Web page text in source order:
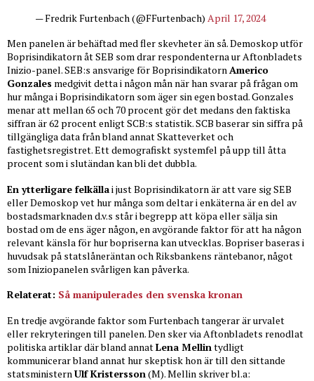
— Fredrik Furtenbach (@FFurtenbach) April 17, 2024
Men panelen är behäftad med fler skevheter än så. Demoskop utför
Boprisindikatorn åt SEB som drar respondenterna ur Aftonbladets
Inizio-panel. SEB:s ansvarige för BoprisindikatornAmerico
Gonzales medgivit detta i någon mån när han svarar på frågan om
hur många i Boprisindikatorn som äger sin egen bostad. Gonzales
menar att mellan 65 och 70 procent gör det medans den faktiska
siffran är 62 procent enligt SCB:s statistik. SCB baserar sin siffra på
tillgängliga data från bland annat Skatteverket och
fastighetsregistret. Ett demografiskt systemfel på upp till åtta
procent som i slutändan kan bli det dubbla.
En ytterligare felkällai just Boprisindikatorn är att vare sig SEB
eller Demoskop vet hur många som deltar i enkäterna är en del av
bostadsmarknaden d.v.s står i begrepp att köpa eller sälja sin
bostad om de ens äger någon, en avgörande faktor för att ha någon
relevant känsla för hur bopriserna kan utvecklas. Bopriser baseras i
huvudsak på statslåneräntan och Riksbankens räntebanor, något
som Iniziopanelen svårligen kan påverka.
Relaterat: Så manipulerades den svenska kronan
En tredje avgörande faktor som Furtenbach tangerar är urvalet
eller rekryteringen till panelen. Den sker via Aftonbladets renodlat
politiska artiklar där bland annatLena Mellin tydligt
kommunicerar bland annat hur skeptisk hon är till den sittande
statsministernUlf Kristersson (M). Mellin skriver bl.a: